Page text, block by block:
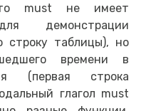
must не имеет
демонстрации
строку таблицы), но
времени в
(первая строка
глагол must